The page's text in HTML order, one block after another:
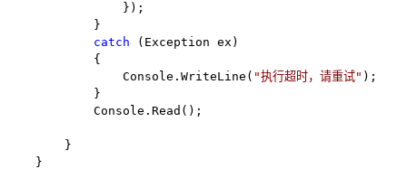
                });
            }
catch (Exception ex)
            {
                Console.WriteLine(
"执行超时，请重试" );
            }
            Console.Read();
        }
    }